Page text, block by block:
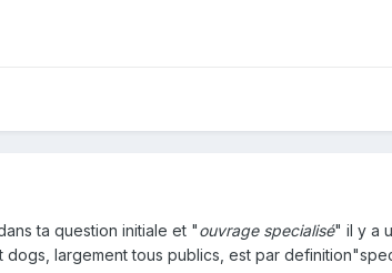
ta question initiale et "ouvrage specialisé" il y a
largement tous publics, est par